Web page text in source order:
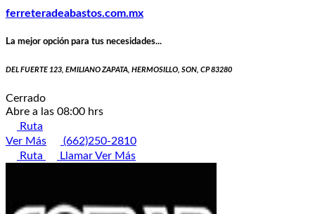
ferreteradeabastos.com.mx
La mejor opción para tus necesidades...
DEL FUERTE 123, EMILIANO ZAPATA, HERMOSILLO, SON, CP 83280
Cerrado
Abre a las 08:00 hrs
Ruta
Ver Más
(662)250-2810
Ruta
LlamarVer Más